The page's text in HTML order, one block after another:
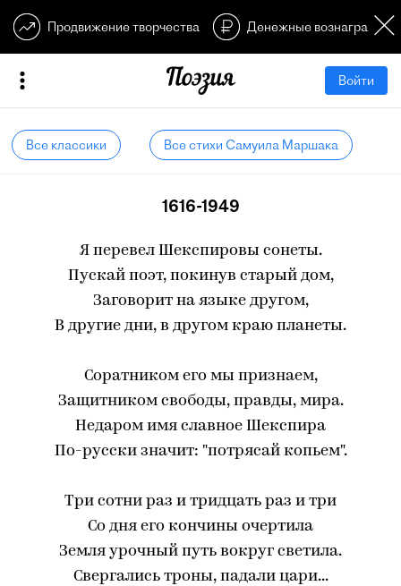
Продвижение творчества Денежные
Войти
Все классики Все стихи Самуила Маршака
1616-1949
Я перевел Шекспировы сонеты.
Пускай поэт, покинув старый дом,
Заговорит на языке другом,
В другие дни, в другом краю планеты.
Соратником его мы признаем,
Защитником свободы, правды, мира.
Недаром имя славное Шекспира
По-русски значит: "потрясай копьем".
Три сотни раз и тридцать раз и три
Со дня его кончины очертила
Земля урочный путь вокруг светила.
Свергались троны, падали цари...